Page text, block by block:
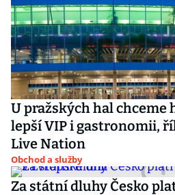
U pražských hal chceme
lepší VIP i gastronomii,
Live Nation
Obchod a služby
Za státní dluhy Česko